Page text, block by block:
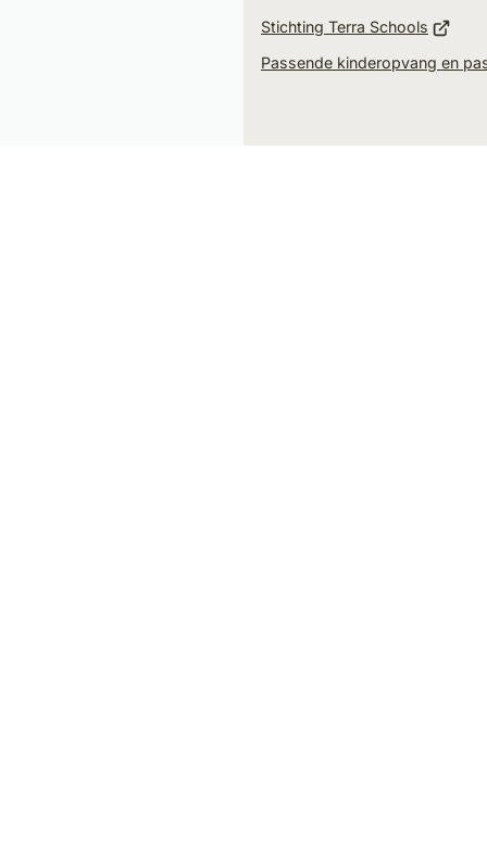
Stichting Terra Schools
Passende kinderopvang en